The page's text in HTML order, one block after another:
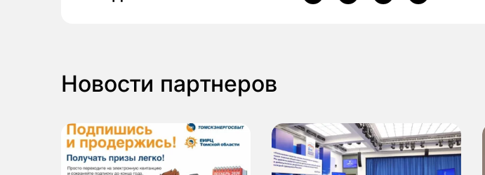
Новости партнеров